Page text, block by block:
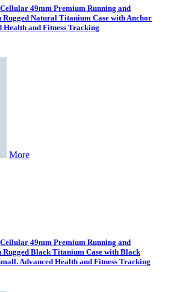
49mm Premium Running and
Natural Titanium Case with Anchor
Health and Fitness Tracking
More
49mm Premium Running and
Black Titanium Case with Black
Advanced Health and Fitness Tracking